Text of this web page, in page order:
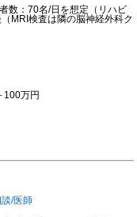
数：70名/日を想定（リハビ
MRI検査は隣の脳神経外科ク
100万円
談/医師